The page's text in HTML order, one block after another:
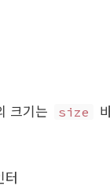
크기는 size
터